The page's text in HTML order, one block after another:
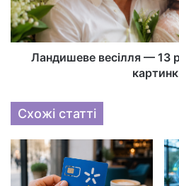
Ландишеве весілля — 13
Схожі статті